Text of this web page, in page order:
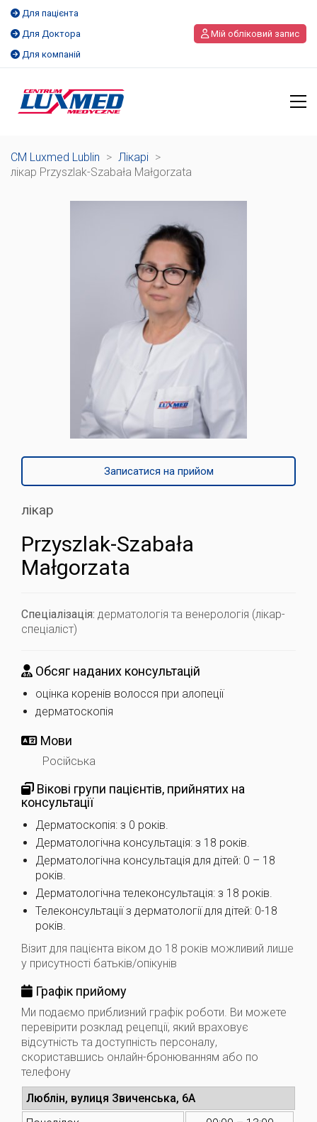
Для пацієнта
Для Доктора
Для компаній
Мій обліковий запис
CM Luxmed Lublin > Лікарі >
лікар Przyszlak-Szabała Małgorzata
Записатися на прийом
лікар
Przyszlak-Szabała
Małgorzata
Спеціалізація: дерматологія та венерологія (лікар-
спеціаліст)
Обсяг наданих консультацій
оцінка коренів волосся при алопеції
дерматоскопія
Мови
Російська
Вікові групи пацієнтів, прийнятих на
консультації
Дерматоскопія: з 0 років.
Дерматологічна консультація: з 18 років.
Дерматологічна консультація для дітей: 0 – 18
років.
Дерматологічна телеконсультація: з 18 років.
Телеконсультації з дерматології для дітей: 0-18
років.
Візит для пацієнта віком до 18 років можливий лише
у присутності батьків/опікунів
Графік прийому
Ми подаємо приблизний графік роботи. Ви можете
перевірити розклад рецепції, який враховує
відсутність та доступність персоналу,
скориставшись онлайн-бронюванням або по
телефону
Люблін, вулиця Звиченська, 6А